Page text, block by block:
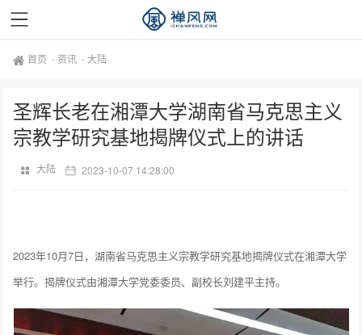
首页 - 资讯 -大陆
圣辉长老在湘潭大学湖南省马克思主义
宗教学研究基地揭牌仪式上的讲话
大陆 2023-10-07 14:28:00
2023年10月7日，湖南省马克思主义宗教学研究基地揭牌仪式在湘潭大学
举行。揭牌仪式由湘潭大学党委委员、副校长刘建平主持。